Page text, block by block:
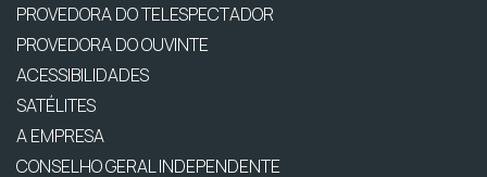
PROVEDORA DO TELESPECTADOR
PROVEDORA DO OUVINTE
ACESSIBILIDADES
SATÉLITES
A EMPRESA
CONSELHO GERAL INDEPENDENTE